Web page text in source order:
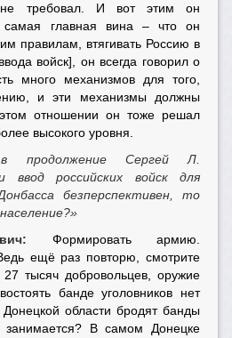
требовал. И вот этим он
самая главная вина – что он
правилам, втягивать Россию в
войск], он всегда говорил о
много механизмов для того,
и эти механизмы должны
отношении он тоже решал
высокого уровня.
продолжение Сергей Л.
ввод российских войск для
безперспективен, то
Формировать армию.
ещё раз повторю, смотрите
27 тысяч добровольцев, оружие
банде уголовников нет
области бродят банды
занимается? В самом Донецке